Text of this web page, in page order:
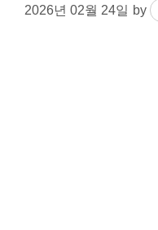
2026년 02월 24일 by